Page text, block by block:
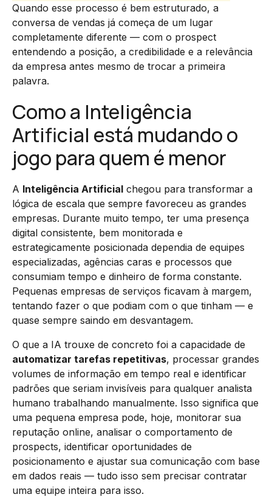
Quando esse processo é bem estruturado, a
conversa de vendas já começa de um lugar
completamente diferente — com o prospect
entendendo a posição, a credibilidade e a relevância
da empresa antes mesmo de trocar a primeira
palavra.
Como a Inteligência
Artificial está mudando o
jogo para quem é menor
A Inteligência Artificial chegou para transformar a
lógica de escala que sempre favoreceu as grandes
empresas. Durante muito tempo, ter uma presença
digital consistente, bem monitorada e
estrategicamente posicionada dependia de equipes
especializadas, agências caras e processos que
consumiam tempo e dinheiro de forma constante.
Pequenas empresas de serviços ficavam à margem,
tentando fazer o que podiam com o que tinham — e
quase sempre saindo em desvantagem.
O que a IA trouxe de concreto foi a capacidade de
automatizar tarefas repetitivas, processar grandes
volumes de informação em tempo real e identificar
padrões que seriam invisíveis para qualquer analista
humano trabalhando manualmente. Isso significa que
uma pequena empresa pode, hoje, monitorar sua
reputação online, analisar o comportamento de
prospects, identificar oportunidades de
posicionamento e ajustar sua comunicação com base
em dados reais — tudo isso sem precisar contratar
uma equipe inteira para isso.